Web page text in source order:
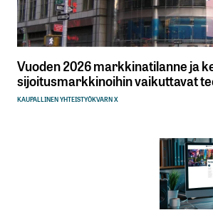
Vuoden 2026 markkinatilanne ja
sijoitusmarkkinoihin vaikuttavat
KAUPALLINEN YHTEISTYÖKVARN X